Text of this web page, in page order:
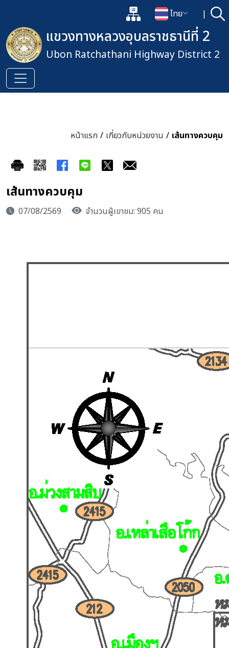
แผนผังเว็บไซต์
เปลี่ยนภาษา
ไทย | ค้
เปิดกล่องค้นหาข้อมูลหลักของเ
แขวงทางหลวงอุบลราชธานีที่ 2
Ubon Ratchathani Highway District 2
หน้าแรก / เกี่ยวกับหน่วยงาน / เส้นทางควบคุม
เส้นทางควบคุม
07/08/2569 จำนวนผู้เขาชม: 905 คน